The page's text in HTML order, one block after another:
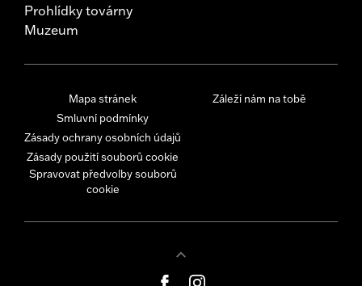
Prohlídky továrny
Muzeum
Mapa stránek
Smluvní podmínky
Zásady ochrany osobních údajů
Zásady použití souborů cookie
Spravovat předvolby souborů
cookie
Záleží nám na tobě